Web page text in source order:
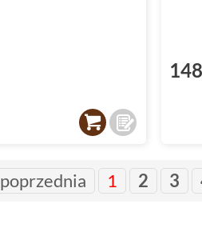
poprzednia 1 2 3